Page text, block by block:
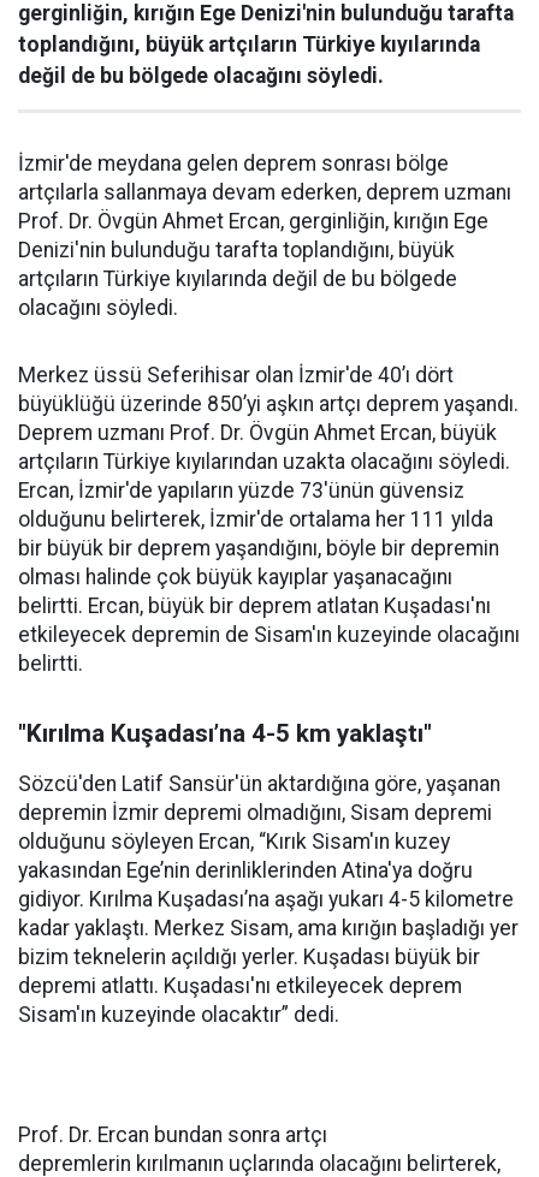
gerginliğin, kırığın Ege Denizi'nin bulunduğu tarafta
toplandığını, büyük artçıların Türkiye kıyılarında
değil de bu bölgede olacağını söyledi.
İzmir'de meydana gelen deprem sonrası bölge
artçılarla sallanmaya devam ederken, deprem uzmanı
Prof. Dr. Övgün Ahmet Ercan, gerginliğin, kırığın Ege
Denizi'nin bulunduğu tarafta toplandığını, büyük
artçıların Türkiye kıyılarında değil de bu bölgede
olacağını söyledi.
Merkez üssü Seferihisar olan İzmir'de 40’ı dört
büyüklüğü üzerinde 850’yi aşkın artçı deprem yaşandı.
Deprem uzmanı Prof. Dr. Övgün Ahmet Ercan, büyük
artçıların Türkiye kıyılarından uzakta olacağını söyledi.
Ercan, İzmir'de yapıların yüzde 73'ünün güvensiz
olduğunu belirterek, İzmir'de ortalama her 111 yılda
bir büyük bir deprem yaşandığını, böyle bir depremin
olması halinde çok büyük kayıplar yaşanacağını
belirtti. Ercan, büyük bir deprem atlatan Kuşadası'nı
etkileyecek depremin de Sisam'ın kuzeyinde olacağını
belirtti.
"Kırılma Kuşadası’na 4-5 km yaklaştı"
Sözcü'den Latif Sansür'ün aktardığına göre, yaşanan
depremin İzmir depremi olmadığını, Sisam depremi
olduğunu söyleyen Ercan, “Kırık Sisam'ın kuzey
yakasından Ege’nin derinliklerinden Atina'ya doğru
gidiyor. Kırılma Kuşadası’na aşağı yukarı 4-5 kilometre
kadar yaklaştı. Merkez Sisam, ama kırığın başladığı yer
bizim teknelerin açıldığı yerler. Kuşadası büyük bir
depremi atlattı. Kuşadası'nı etkileyecek deprem
Sisam'ın kuzeyinde olacaktır” dedi.
Prof. Dr. Ercan bundan sonra artçı
depremlerin kırılmanın uçlarında olacağını belirterek,